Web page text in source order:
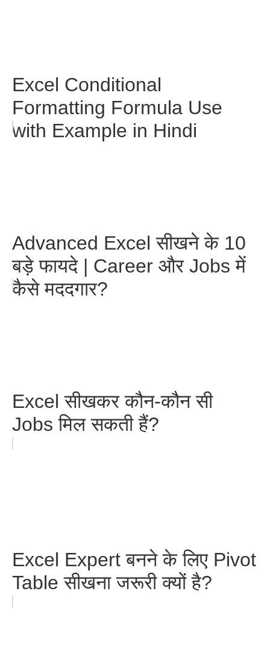
Excel Conditional
Formatting Formula Use
with Example in Hindi
Advanced Excel सीखने के 10
बड़े फायदे | Career और Jobs में
कैसे मददगार?
Excel सीखकर कौन-कौन सी
Jobs मिल सकती हैं?
Excel Expert बनने के लिए Pivot
Table सीखना जरूरी क्यों है?